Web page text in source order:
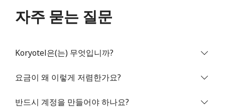
또
자주 묻는 질문
Koryotel은(는) 무엇입니까?
요금이 왜 이렇게 저렴한가요?
반드시 계정을 만들어야 하나요?